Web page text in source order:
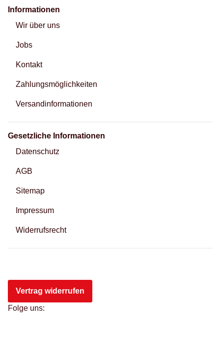
Informationen
Wir über uns
Jobs
Kontakt
Zahlungsmöglichkeiten
Versandinformationen
Gesetzliche Informationen
Datenschutz
AGB
Sitemap
Impressum
Widerrufsrecht
Vertrag widerrufen
Folge uns: